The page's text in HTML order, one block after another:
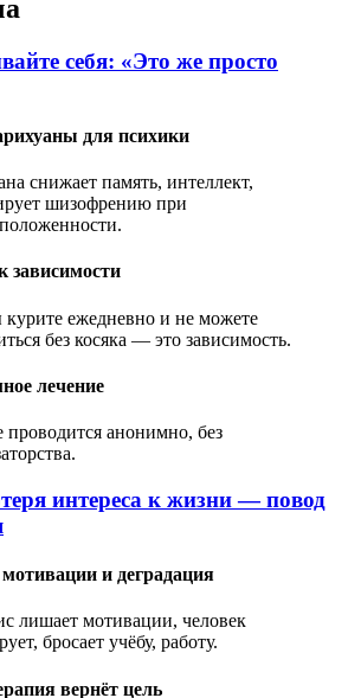
себя: «Это же просто
для психики
снижает память, интеллект,
шизофрению при
зависимости
ежедневно и не можете
без косяка — это зависимость.
лечение
проводится анонимно, без
интереса к жизни — повод
и деградация
лишает мотивации, человек
бросает учёбу, работу.
вернёт цель